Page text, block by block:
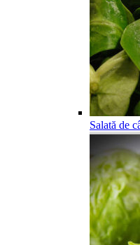
Salată de